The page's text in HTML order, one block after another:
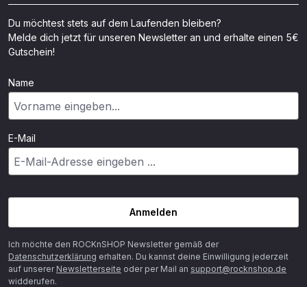
Du möchtest stets auf dem Laufenden bleiben?
Melde dich jetzt für unseren Newsletter an und erhalte einen 5€
Gutschein!
Name
E-Mail
Anmelden
Ich möchte den ROCKnSHOP Newsletter gemäß der
Datenschutzerklärung erhalten. Du kannst deine Einwilligung jederzeit
auf unserer Newsletterseite oder per Mail an support@rocknshop.de
widderufen.